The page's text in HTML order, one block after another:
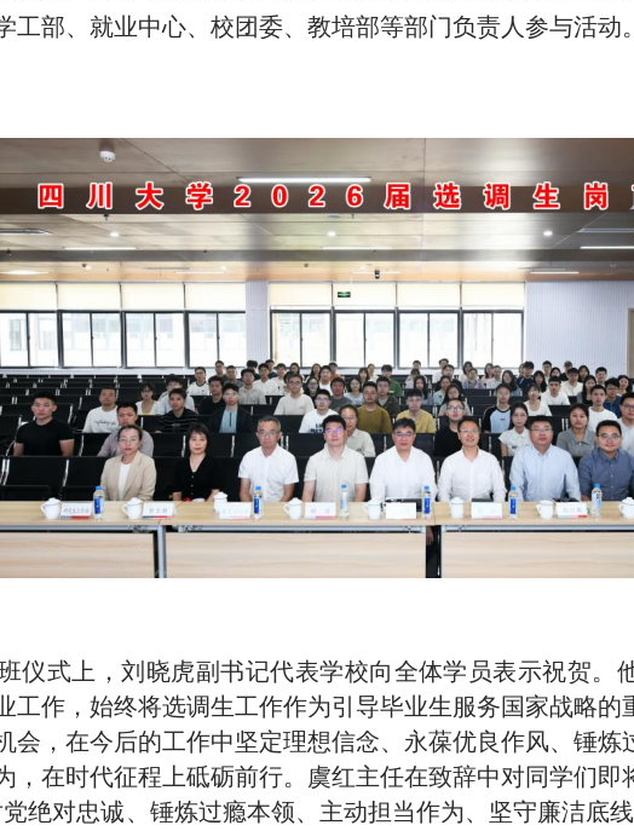
工部、就业中心、校团委、教培部等部门负责人参与活动。
仪式上，刘晓虎副书记代表学校向全体学员表示祝贺。
工作，始终将选调生工作作为引导毕业生服务国家战略的
会，在今后的工作中坚定理想信念、永葆优良作风、锤炼
，在时代征程上砥砺前行。虞红主任在致辞中对同学们即
绝对忠诚、锤炼过瘾本领、主动担当作为、坚守廉洁底